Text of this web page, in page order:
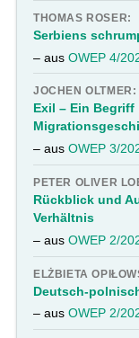
THOMAS ROSER:
Serbiens
– ausOWEP 4/
JOCHEN OLTMER:
Exil – Ein Begriff
– ausOWEP 3/
PETER OLIVER
Rückblick und
Verhältnis
– ausOWEP 2/
ELŻBIETA
Deutsch-
– ausOWEP 2/